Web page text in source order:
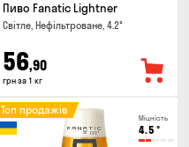
Пиво Fanatic Lightner
Світле, Нефільтроване, 4.2°
56,90
грн за 1 кг
Міцність
4.5 °
Топ продажів